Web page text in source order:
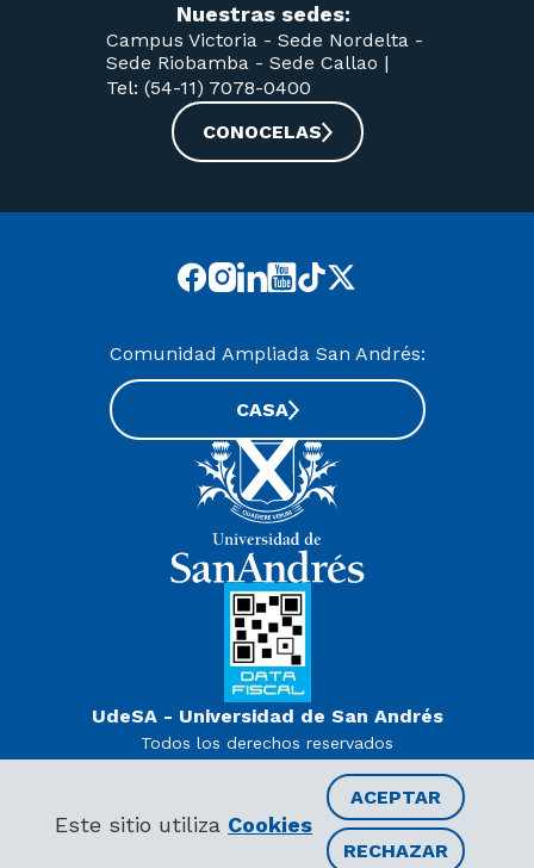
Este sitio utiliza Cookies
ACEPTAR
RECHAZAR
Nuestras sedes:
Campus Victoria - Sede Nordelta -
Sede Riobamba - Sede Callao |
Tel: (54-11) 7078-0400
CONOCELAS
UdeSA - Universidad de San Andrés
Todos los derechos reservados
Decreto PEN 978/07
Comunidad Ampliada San Andrés:
CASA